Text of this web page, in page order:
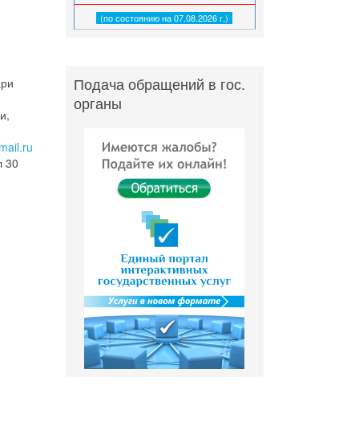
30
(по состоянию на 07.08.2026 г.)
Подача обращений в гос.
органы